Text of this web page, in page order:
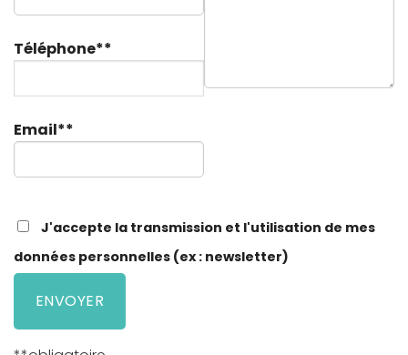
Téléphone**
Email**
J'accepte la transmission et l'utilisation de mes
données personnelles (ex : newsletter)